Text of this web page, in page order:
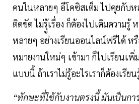
คนในหลายๆ อีโคซิสเต็ม ไปคุยกับห
ติดขัด ไม่รุู้เรื่อง ก็ต้องไปเติมความรู้
หลายๆ อย่างเรียนออนไลน์ฟรีได้ ห
หมายงานใหม่ๆ เข้ามา ก็ไปเรียนเ
แบบนี้ ถ้าเราไม่รู้อะไรเราก็ต้องเรียน
“ทักษะที่ใช้กับงานตรงนี้ มันเป็นก